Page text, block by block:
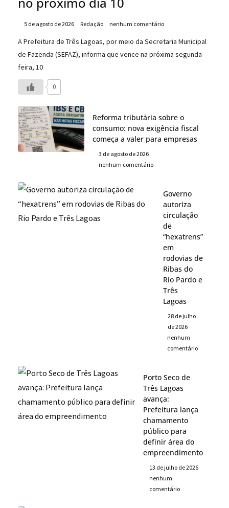
5 de agosto de 2026 Redação nenhum comentário
A Prefeitura de Três Lagoas, por meio da Secretaria Municipal
de Fazenda (SEFAZ), informa que vence na próxima segunda-
feira, 10
0
Reforma tributária sobre o
consumo: nova exigência fiscal
começa a valer para empresas
3 de agosto de 2026
nenhum comentário
Governo
autoriza
circulação
de
“hexatrens”
em
rodovias de
Ribas do
Rio Pardo e
Três
Lagoas
28 de julho
de 2026
nenhum
comentário
Porto Seco de
Três Lagoas
avança:
Prefeitura lança
chamamento
público para
definir área do
empreendimento
13 de julho de 2026
nenhum
comentário